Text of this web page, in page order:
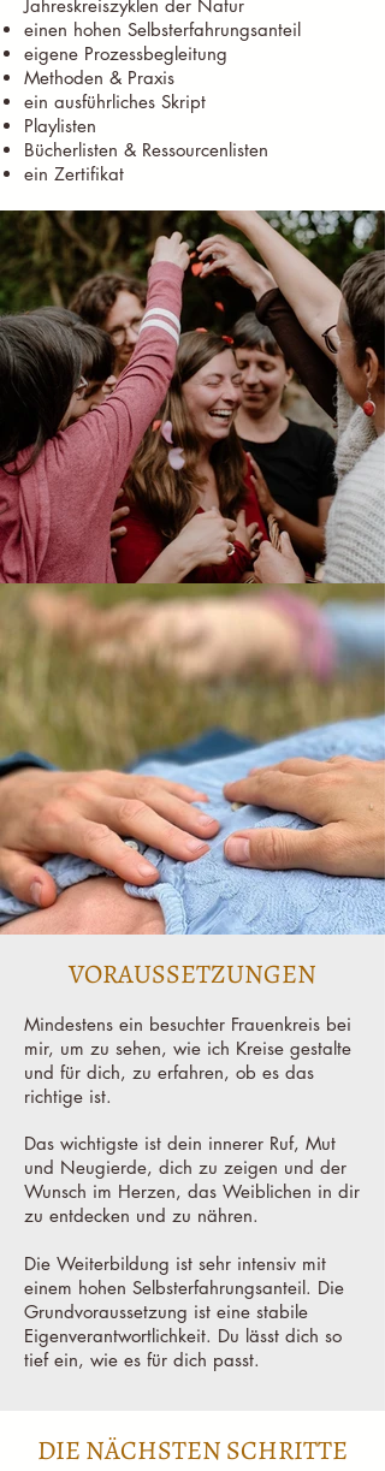
VORAUSSETZUNGEN
Mindestens ein besuchter Frauenkreis bei
mir, um zu sehen, wie ich Kreise gestalte
und für dich, zu erfahren, ob es das
richtige ist.
Das wichtigste ist dein innerer Ruf, Mut
und Neugierde, dich zu zeigen und der
Wunsch im Herzen, das Weiblichen in dir
zu entdecken und zu nähren.
Die Weiterbildung ist sehr intensiv mit
einem hohen Selbsterfahrungsanteil. Die
Grundvoraussetzung ist eine stabile
Eigenverantwortlichkeit. Du lässt dich so
tief ein, wie es für dich passt.
Jahreskreiszyklen der Natur
einen hohen Selbsterfahrungsanteil
eigene Prozessbegleitung
Methoden & Praxis
ein ausführliches Skript
Playlisten
Bücherlisten & Ressourcenlisten
ein Zertifikat
DIE NÄCHSTEN SCHRITTE